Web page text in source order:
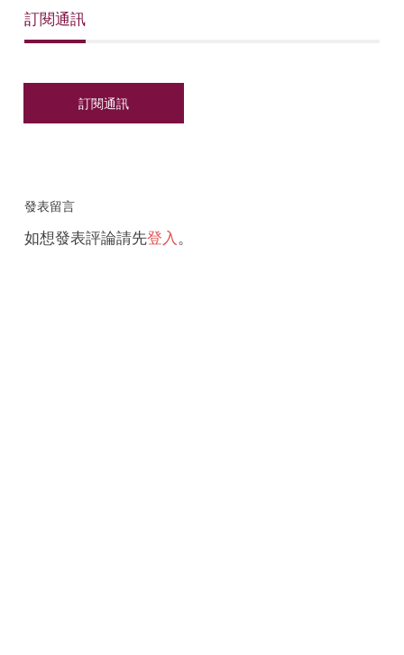
訂閱通訊
發表留言
如想發表評論請先登入 。